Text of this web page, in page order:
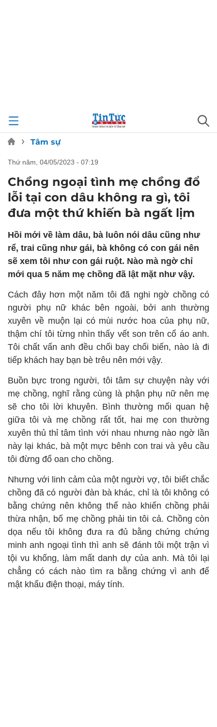
Tâm sự
thứ năm, 04/05/2023 - 07:19
Chồng ngoại tình mẹ chồng đổ
lỗi tại con dâu không ra gì, tôi
đưa một thứ khiến bà ngất lịm
Hồi mới về làm dâu, bà luôn nói dâu cũng như
rể, trai cũng như gái, bà không có con gái nên
sẽ xem tôi như con gái ruột. Nào mà ngờ chỉ
mới qua 5 năm mẹ chồng đã lật mặt như vậy.
Cách đây hơn một năm tôi đã nghi ngờ chồng có
người phụ nữ khác bên ngoài, bởi anh thường
xuyên về muộn lại có mùi nước hoa của phụ nữ,
thậm chí tôi từng nhìn thấy vết son trên cổ áo anh.
Tôi chất vấn anh đều chối bay chối biến, nào là đi
tiếp khách hay bạn bè trêu nên mới vậy.
Buồn bực trong người, tôi tâm sự chuyện này với
mẹ chồng, nghĩ rằng cùng là phận phụ nữ nên mẹ
sẽ cho tôi lời khuyên. Bình thường mối quan hệ
giữa tôi và mẹ chồng rất tốt, hai mẹ con thường
xuyên thủ thỉ tâm tình với nhau nhưng nào ngờ lần
này lại khác, bà một mực bênh con trai và yêu cầu
tôi đừng đổ oan cho chồng.
Nhưng với linh cảm của một người vợ, tôi biết chắc
chồng đã có người đàn bà khác, chỉ là tôi không có
bằng chứng nên không thể nào khiến chồng phải
thừa nhận, bố mẹ chồng phải tin tôi cả. Chồng còn
dọa nếu tôi không đưa ra đủ bằng chứng chứng
minh anh ngoại tình thì anh sẽ đánh tôi một trận vì
tội vu khống, làm mất danh dự của anh. Mà tôi lại
chẳng có cách nào tìm ra bằng chứng vì anh để
mật khẩu điện thoại, máy tính.